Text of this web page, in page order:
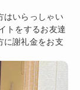
はいらっしゃい
トをするお友達
に謝礼金をお支